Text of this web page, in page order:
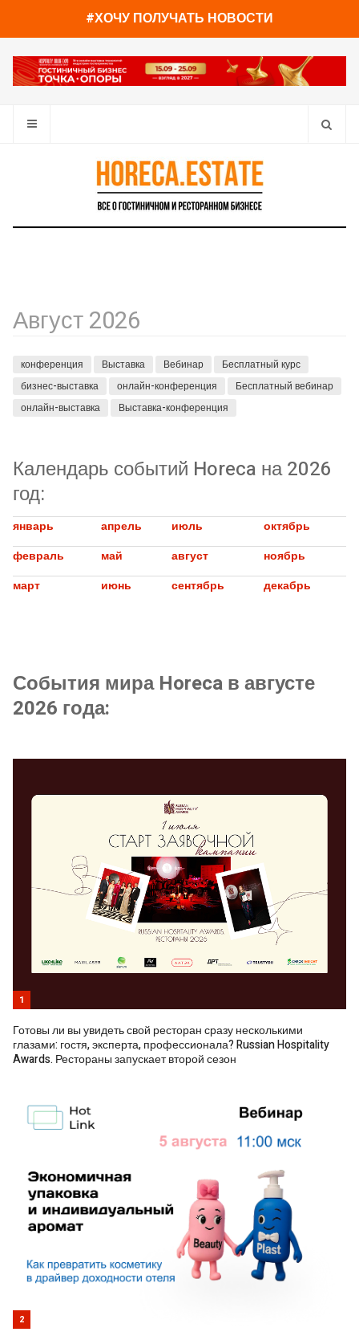
#ХОЧУ ПОЛУЧАТЬ НОВОСТИ
Август 2026
конференция Выставка Вебинар
Бесплатный курс
бизнес-выставка
онлайн-конференция
Бесплатный вебинар
онлайн-выставка
Выставка-конференция
Календарь событий Horeca на 2026
год:
январь апрель июль
октябрь
февраль
май август
ноябрь
март
июнь сентябрь декабрь
События мира Horeca в августе
2026 года:
1
Готовы ли вы увидеть свой ресторан сразу несколькими
глазами: гостя, эксперта, профессионала? Russian Hospitality
Awards. Рестораны запускает второй сезон
2